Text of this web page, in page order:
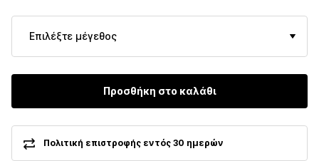
Επιλέξτε μέγεθος
Προσθήκη στο καλάθι
Πολιτική επιστροφής εντός 30 ημερών